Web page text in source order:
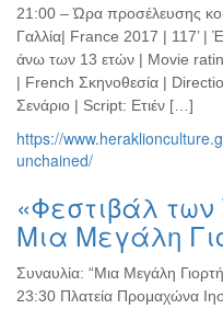
21:00 – Ώρα προσέλευσης
Γαλλία| France 2017 | 117’ |
άνω των 13 ετών | Movie
| French Σκηνοθεσία |
Σενάριο | Script: Ετιέν […]
https://
unchained/
«Φεστιβάλ
Μια Μεγάλη
Συναυλία: “Μια Μεγάλη
23:30 Πλατεία Προμαχώνα